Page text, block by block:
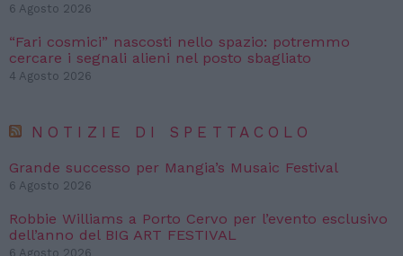
6 Agosto 2026
“Fari cosmici” nascosti nello spazio: potremmo
cercare i segnali alieni nel posto sbagliato
4 Agosto 2026
NOTIZIE DI SPETTACOLO
Grande successo per Mangia’s Musaic Festival
6 Agosto 2026
Robbie Williams a Porto Cervo per l’evento esclusivo
dell’anno del BIG ART FESTIVAL
6 Agosto 2026